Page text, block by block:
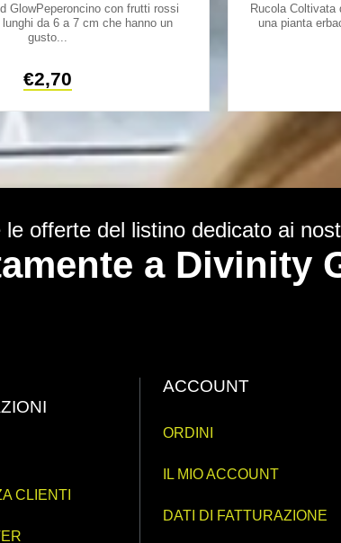
GlowPeperoncino con frutti rossi
da 6 a 7 cm che hanno un
gusto...
€2,70
Rucola Coltivata
una pianta
offerte del listino dedicato ai
a Divinity
CLIENTI
ACCOUNT
ORDINI
IL MIO ACCOUNT
DATI DI FATTURAZIONE